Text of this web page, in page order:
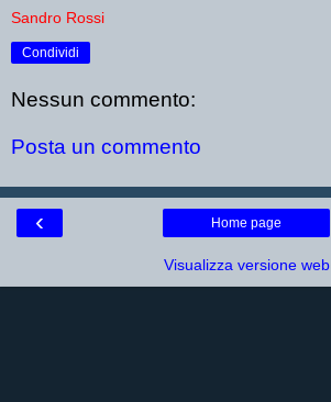
Sandro Rossi
Condividi
Nessun commento:
Posta un commento
‹ Home page
Visualizza versione web